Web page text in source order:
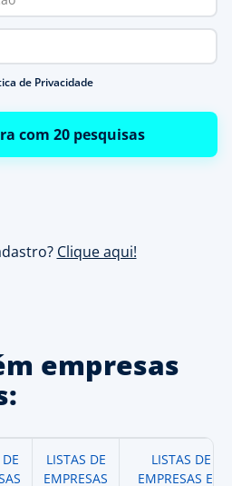
de Privacidade
com 20 pesquisas
Clique aqui!
empresas
LISTAS DE
EMPRESAS
LISTAS DE
EMPRESAS EM